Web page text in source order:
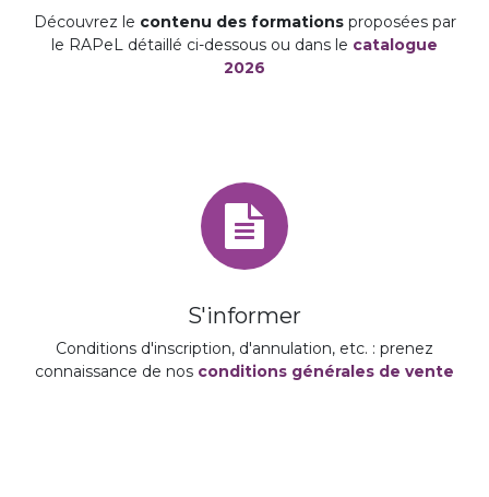
Découvrez le contenu des formationsproposées par
le RAPeL détaillé ci-dessous ou dans le catalogue
2026
S'informer
Conditions d'inscription, d'annulation, etc. : prenez
connaissance de nos conditions générales de vente